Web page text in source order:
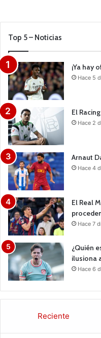
Top 5 – Noticias
¡Ya hay
Hace 5
El
Hace 2
Arnaut
Hace 4
El Real
Hace 7
¿Quién
ilusiona
Hace 6
Reciente